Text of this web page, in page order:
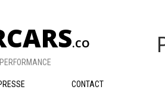
.CO
CONTACT